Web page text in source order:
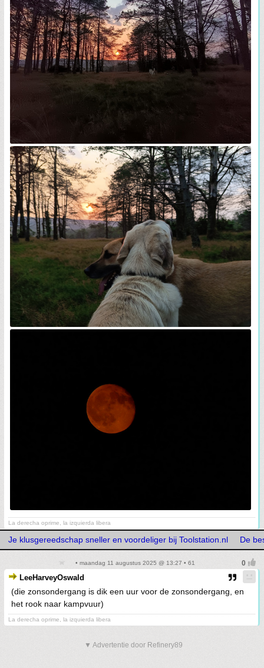
La derecha oprime, la izquierda libera
Je klusgereedschap sneller en voordeliger bij Toolstation.nl De
• maandag 11 augustus 2025 @ 13:27 • 61
LeeHarveyOswald
(die zonsondergang is dik een uur voor de zonsondergang, en
het rook naar kampvuur)
La derecha oprime, la izquierda libera
▼ Advertentie door Refinery89